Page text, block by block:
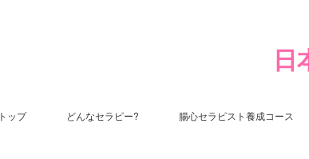
日
トップ どんなセラピー? 腸心セラピスト養成コース